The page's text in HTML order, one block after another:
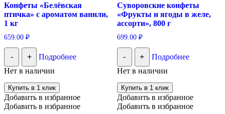
Конфеты «Белёвская
птичка» с ароматом ванили,
1 кг
659.00 ₽
- +
Подробнее
Нет в наличии
Купить в 1 клик
Добавить в избранное
Добавить в избранное
Суворовские конфеты
«Фрукты и ягоды в желе,
ассорти», 800 г
699.00 ₽
- +
Подробнее
Нет в наличии
Купить в 1 клик
Добавить в избранное
Добавить в избранное